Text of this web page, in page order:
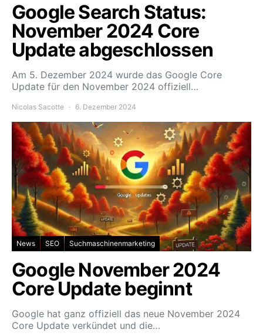
Google Search Status:
November 2024 Core
Update abgeschlossen
Am 5. Dezember 2024 wurde das Google Core
Update für den November 2024 offiziell…
Nicolas Sacotte 6. Dezember 2024
News SEO Suchmaschinenmarketing
Google November 2024
Core Update beginnt
Google hat ganz offiziell das neue November 2024
Core Update verkündet und die…